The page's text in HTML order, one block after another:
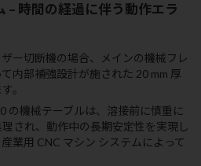
– 時間の経過に伴う動作エラ
ー切断機の場合、メインの機械フレ
内部補強設計が施された 20 mm 厚
。
の機械テーブルは、溶接前に慎重に
され、動作中の長期安定性を実現し
業用 CNC マシン システムによって